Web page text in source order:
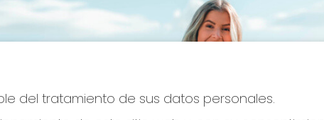
del tratamiento de sus datos personales.